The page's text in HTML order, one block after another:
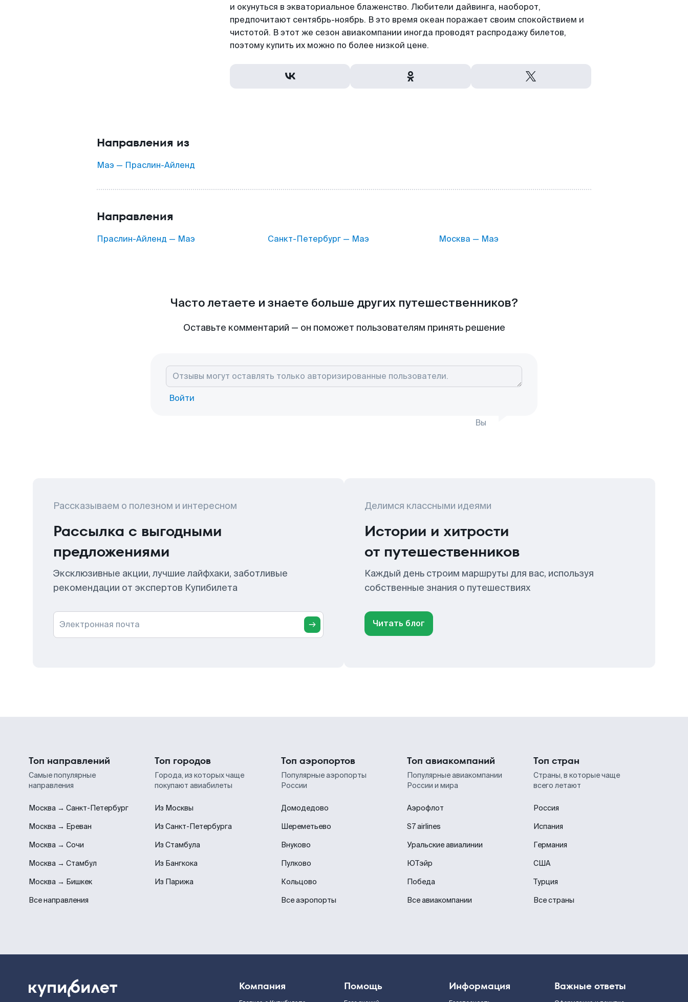
и окунуться в экваториальное блаженство. Любители дайвинга, наоборот,
предпочитают сентябрь-ноябрь. В это время океан поражает своим спокойствием и
чистотой. В этот же сезон авиакомпании иногда проводят распродажу билетов,
поэтому купить их можно по более низкой цене.
Направления из
Маэ — Праслин-Айленд
Направления
Праслин-Айленд — Маэ Санкт-Петербург — Маэ Москва — Маэ
Часто летаете и знаете больше других путешественников?
Оставьте комментарий — он поможет пользователям принять решение
Войти
Вы
Рассказываем о полезном и интересном
Рассылка с выгодными
предложениями
Эксклюзивные акции, лучшие лайфхаки, заботливые
рекомендации от экспертов Купибилета
Электронная почта
Делимся классными идеями
Истории и хитрости
от путешественников
Каждый день строим маршруты для вас, используя
собственные знания о путешествиях
Читать блог
Топ направлений
Самые популярные
направления
Москва → Санкт-Петербург
Москва → Ереван
Москва → Сочи
Москва → Стамбул
Москва → Бишкек
Все направления
Топ городов
Города, из которых чаще
покупают авиабилеты
Из Москвы
Из Санкт-Петербурга
Из Стамбула
Из Бангкока
Из Парижа
Топ аэропортов
Популярные аэропорты
России
Домодедово
Шереметьево
Внуково
Пулково
Кольцово
Все аэропорты
Топ авиакомпаний
Популярные авиакомпании
России и мира
Аэрофлот
S7 airlines
Уральские авиалинии
ЮТэйр
Победа
Все авиакомпании
Топ стран
Страны, в которые чаще
всего летают
Россия
Испания
Германия
США
Турция
Все страны
Компания Помощь Информация Важные ответы